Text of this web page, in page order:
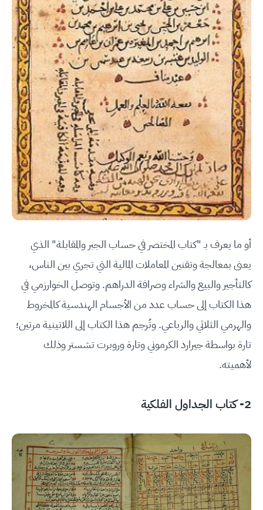
أو ما يعرف بـ "كتاب المختصر في حساب الجبر والمقابلة" الذي
يعنى بمعالجة وتقنين المعاملات المالية التي تجري بين الناس،
كالتأجير والبيع والشراء وصرافة الدراهم. وتوصل الخوارزمي في
هذا الكتاب إلى حساب عدد من الأجسام الهندسية كالمخروط
والهرمي الثلاثي والرباعي. وتُرجم هذا الكتاب إلى اللاتينية مرتين؛
تارة بواسطة جيرارد الكرموني وتارة وروبرت تشستر وذلك
لأهميته.
2- كتاب الجداول الفلكية